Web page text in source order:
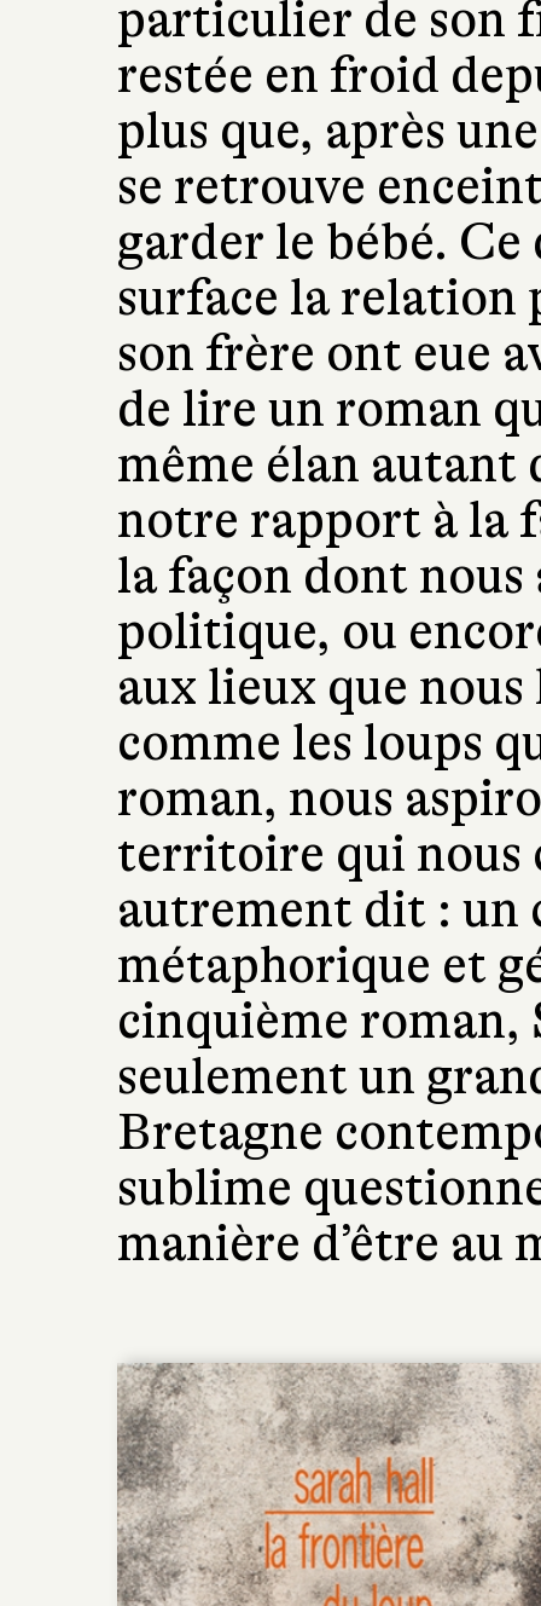
particulier de son
restée en froid
plus que, après
se retrouve
garder le bébé.
surface la relation
son frère ont eue
de lire un roman
même élan autant
notre rapport à la
la façon dont
politique, ou
aux lieux que
comme les loups
roman, nous
territoire qui nous
autrement dit : un
métaphorique et
cinquième roman,
seulement un
Bretagne
sublime
manière d’être au